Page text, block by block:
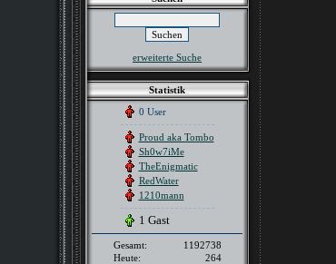
erweiterte Suche
Statistik
0 User
Proud aka Tombo
Sh0w7iMe
TheEnigmatic
RedWater
1210mann
1 Gast
Gesamt:
1192738
Heute:
264